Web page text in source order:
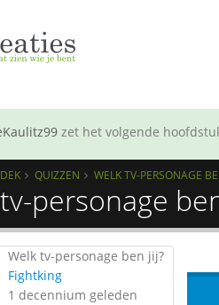
zet het volgende
QUIZZEN WELK TV-PERSONAGE
personage
Welk tv-personage ben jij?
Fightking
1 decennium geleden